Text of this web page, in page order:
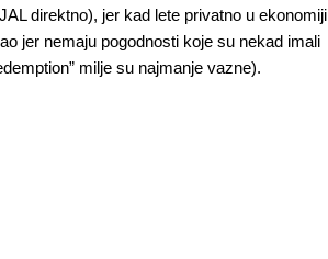
direktno), jer kad lete privatno u ekonomiji
jer nemaju pogodnosti koje su nekad imali
milje su najmanje vazne).